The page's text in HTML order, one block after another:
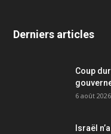
Derniers articles
Coup
6 août 2026
Israël